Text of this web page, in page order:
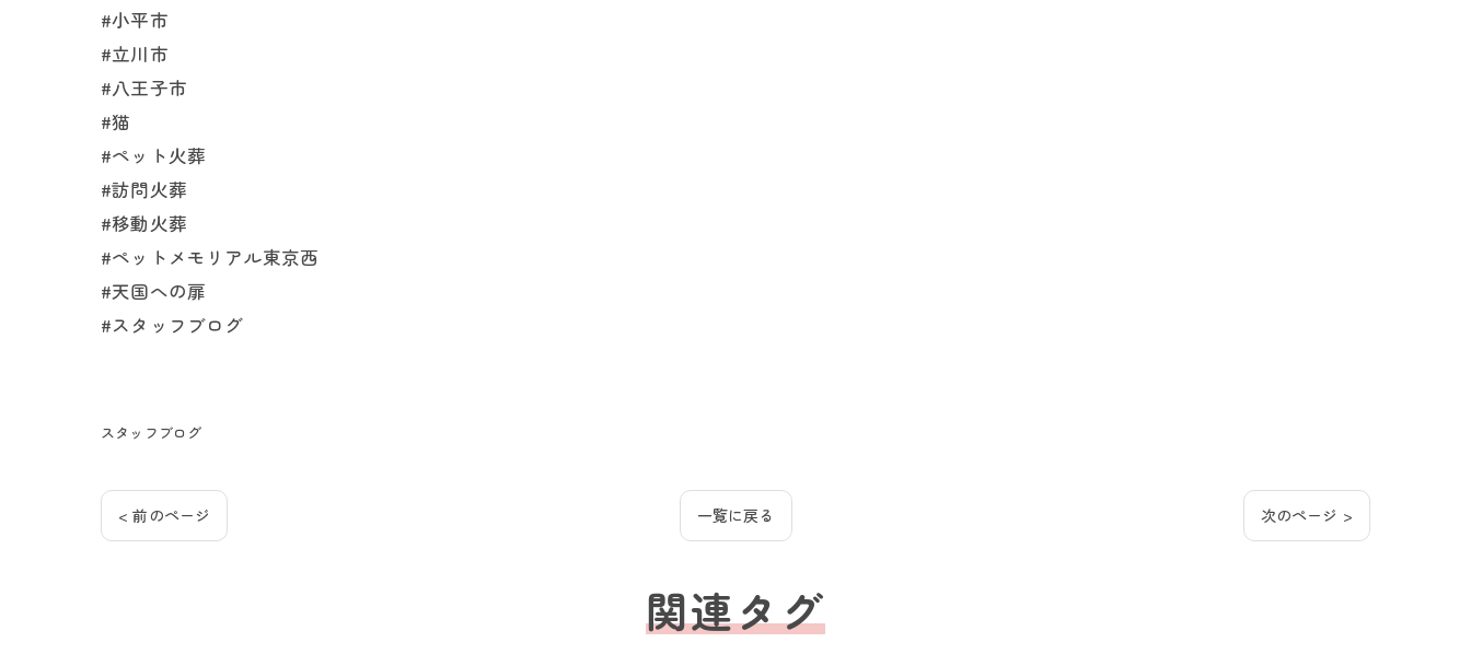
#小平市
#立川市
#八王子市
#猫
#ペット火葬
#訪問火葬
#移動火葬
#ペットメモリアル東京西
#天国への扉
#スタッフブログ
スタッフブログ
< 前のページ 一覧に戻る 次のページ >
関連タグ